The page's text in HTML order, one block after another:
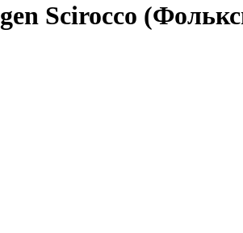
Scirocco